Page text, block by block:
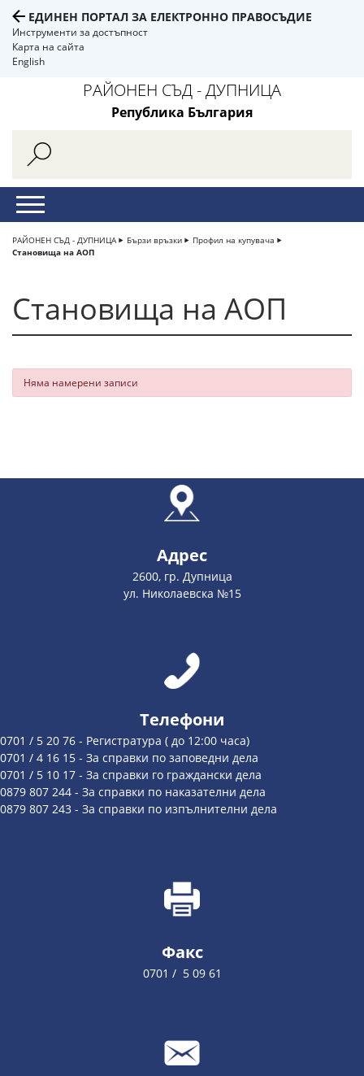
ЕДИНЕН ПОРТАЛ ЗА ЕЛЕКТРОННО ПРАВОСЪДИЕ
Инструменти за достъпност
Карта на сайта
English
РАЙОНЕН СЪД - ДУПНИЦА
Република България
РАЙОНЕН СЪД - ДУПНИЦА Бързи връзки
Профил на купувача
Становища на АОП
Становища на АОП
Няма намерени записи
Адрес
2600, гр. Дупница
ул. Николаевска №15
Телефони
0701 / 5 20 76 - Регистратура ( до 12:00 часа)
0701 / 4 16 15 - За справки по заповедни дела
0701 / 5 10 17 - За справки го граждански дела
0879 807 244 - За справки по наказателни дела
0879 807 243 - За справки по изпълнителни дела
Факс
0701 / 5 09 61